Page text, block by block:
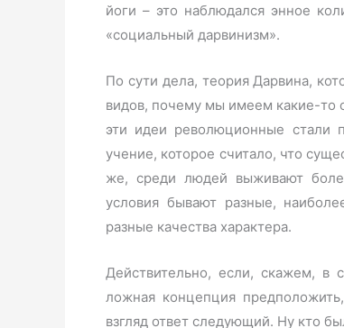
йоги – это наблюдался энное
«социальный дарвинизм».
По сути дела, теория Дарвина,
видов, почему мы имеем какие-то
эти идеи революционные стали
учение, которое считало, что
же, среди людей выживают
условия бывают разные,
разные качества характера.
Действительно, если, скажем, в
ложная концепция
взгляд ответ следующий. Ну кто